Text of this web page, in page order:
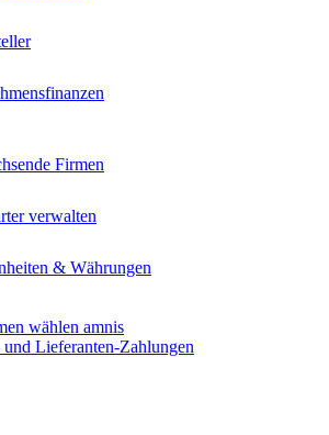
Firmen
verwalten
& Währungen
wählen amnis
Lieferanten-Zahlungen